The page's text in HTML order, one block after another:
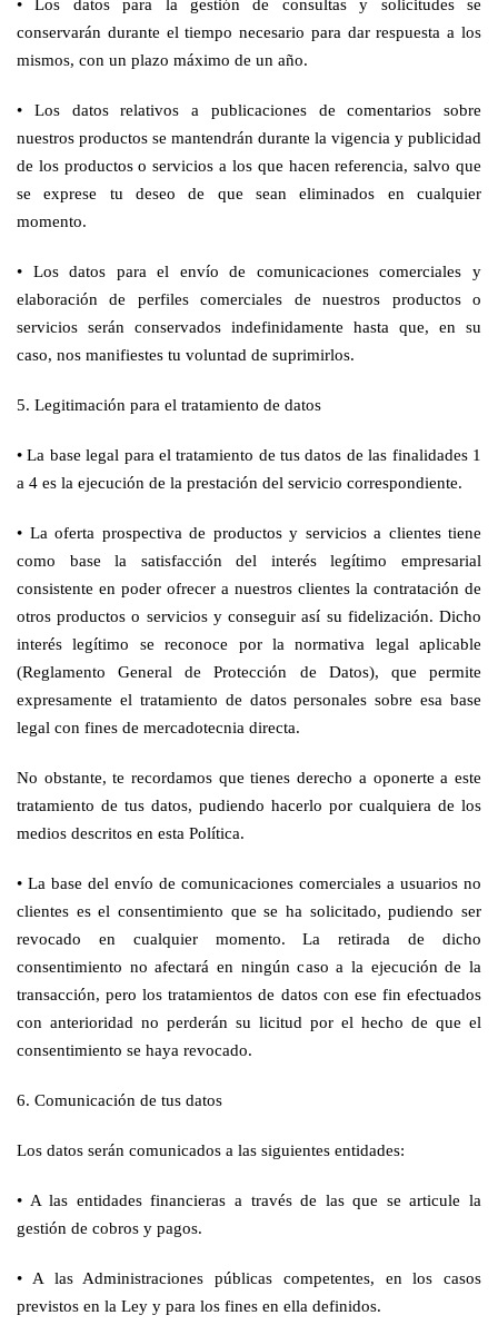
Los datos para la gestión de consultas y solicitudes se
conservarán durante el tiempo necesario para dar respuesta a los
mismos, con un plazo máximo de un año.
• Los datos relativos a publicaciones de comentarios sobre
nuestros productos se mantendrán durante la vigencia y publicidad
de los productos o servicios a los que hacen referencia, salvo que
se exprese tu deseo de que sean eliminados en cualquier
momento.
• Los datos para el envío de comunicaciones comerciales y
elaboración de perfiles comerciales de nuestros productos o
servicios serán conservados indefinidamente hasta que, en su
caso, nos manifiestes tu voluntad de suprimirlos.
5. Legitimación para el tratamiento de datos
• La base legal para el tratamiento de tus datos de las finalidades 1
a 4 es la ejecución de la prestación del servicio correspondiente.
• La oferta prospectiva de productos y servicios a clientes tiene
como base la satisfacción del interés legítimo empresarial
consistente en poder ofrecer a nuestros clientes la contratación de
otros productos o servicios y conseguir así su fidelización. Dicho
interés legítimo se reconoce por la normativa legal aplicable
(Reglamento General de Protección de Datos), que permite
expresamente el tratamiento de datos personales sobre esa base
legal con fines de mercadotecnia directa.
No obstante, te recordamos que tienes derecho a oponerte a este
tratamiento de tus datos, pudiendo hacerlo por cualquiera de los
medios descritos en esta Política.
• La base del envío de comunicaciones comerciales a usuarios no
clientes es el consentimiento que se ha solicitado, pudiendo ser
revocado en cualquier momento. La retirada de dicho
consentimiento no afectará en ningún caso a la ejecución de la
transacción, pero los tratamientos de datos con ese fin efectuados
con anterioridad no perderán su licitud por el hecho de que el
consentimiento se haya revocado.
6. Comunicación de tus datos
Los datos serán comunicados a las siguientes entidades:
• A las entidades financieras a través de las que se articule la
gestión de cobros y pagos.
• A las Administraciones públicas competentes, en los casos
previstos en la Ley y para los fines en ella definidos.